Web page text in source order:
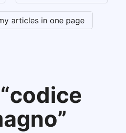
articles in one page